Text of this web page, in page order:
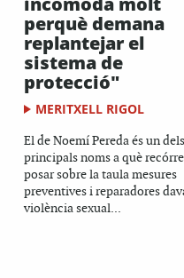
perquè demana
replantejar el
sistema de
protecció"
MERITXELL RIGOL
El de Noemí Pereda és un dels
principals noms a què
posar sobre la taula mesures
preventives i reparadores
violència sexual...